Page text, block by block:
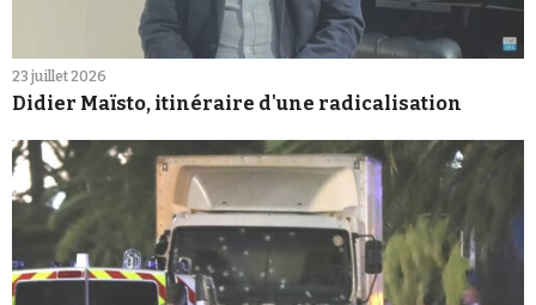
23 juillet 2026
Didier Maïsto, itinéraire d'une radicalisation